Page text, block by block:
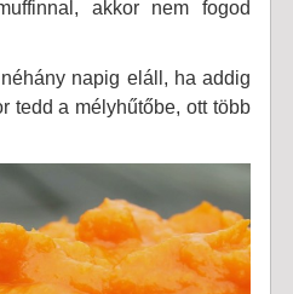
akkor nem fogod
napig eláll, ha addig
tedd a mélyhűtőbe, ott több